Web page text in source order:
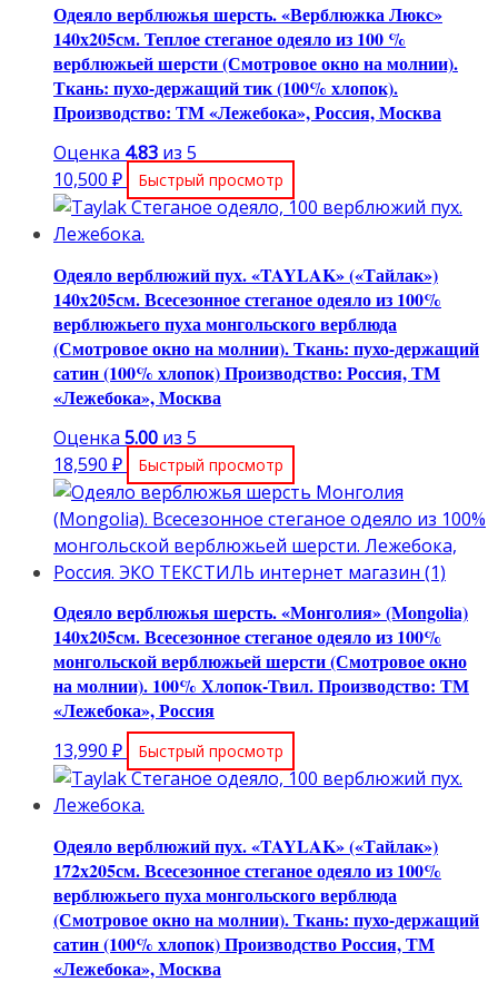
Одеяло верблюжья шерсть. «Верблюжка Люкс»
140х205см. Теплое стеганое одеяло из 100 %
верблюжьей шерсти (Смотровое окно на молнии).
Ткань: пухо-держащий тик (100% хлопок).
Производство: ТМ «Лежебока», Россия, Москва
Оценка 4.83 из 5
10,500 ₽ Быстрый просмотр
Одеяло верблюжий пух. «TAYLAK» («Тайлак»)
140х205см. Всесезонное стеганое одеяло из 100%
верблюжьего пуха монгольского верблюда
(Смотровое окно на молнии). Ткань: пухо-держащий
сатин (100% хлопок) Производство: Россия, ТМ
«Лежебока», Москва
Оценка 5.00 из 5
18,590 ₽ Быстрый просмотр
Одеяло верблюжья шерсть. «Монголия» (Mongolia)
140х205см. Всесезонное стеганое одеяло из 100%
монгольской верблюжьей шерсти (Смотровое окно
на молнии). 100% Хлопок-Твил. Производство: ТМ
«Лежебока», Россия
13,990 ₽ Быстрый просмотр
Одеяло верблюжий пух. «TAYLAK» («Тайлак»)
172х205см. Всесезонное стеганое одеяло из 100%
верблюжьего пуха монгольского верблюда
(Смотровое окно на молнии). Ткань: пухо-держащий
сатин (100% хлопок) Производство Россия, ТМ
«Лежебока», Москва